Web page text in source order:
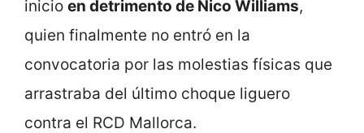
inicio en detrimento de Nico Williams,
quien finalmente no entró en la
convocatoria por las molestias físicas que
arrastraba del último choque liguero
contra el RCD Mallorca.